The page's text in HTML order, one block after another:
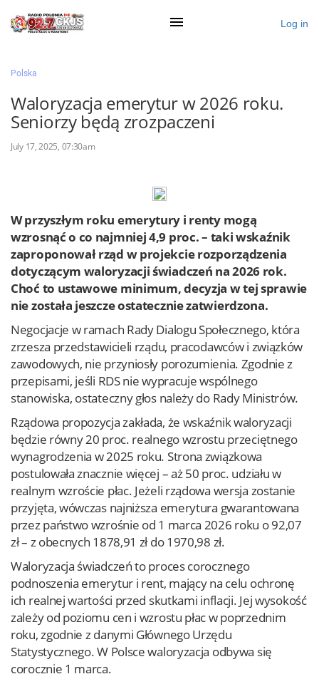
Ogłoś się
Działy
Zaloguj przez Clascal
Log in
Polska
Waloryzacja emerytur w 2026 roku.
Seniorzy będą zrozpaczeni
July 17, 2025, 07:30am
W przyszłym roku emerytury i renty mogą
wzrosnąć o co najmniej 4,9 proc. – taki wskaźnik
zaproponował rząd w projekcie rozporządzenia
dotyczącym waloryzacji świadczeń na 2026 rok.
Choć to ustawowe minimum, decyzja w tej sprawie
nie została jeszcze ostatecznie zatwierdzona.
Negocjacje w ramach Rady Dialogu Społecznego, która
zrzesza przedstawicieli rządu, pracodawców i związków
zawodowych, nie przyniosły porozumienia. Zgodnie z
przepisami, jeśli RDS nie wypracuje wspólnego
stanowiska, ostateczny głos należy do Rady Ministrów.
Rządowa propozycja zakłada, że wskaźnik waloryzacji
będzie równy 20 proc. realnego wzrostu przeciętnego
wynagrodzenia w 2025 roku. Strona związkowa
postulowała znacznie więcej – aż 50 proc. udziału w
realnym wzroście płac. Jeżeli rządowa wersja zostanie
przyjęta, wówczas najniższa emerytura gwarantowana
przez państwo wzrośnie od 1 marca 2026 roku o 92,07
zł – z obecnych 1878,91 zł do 1970,98 zł.
Waloryzacja świadczeń to proces corocznego
podnoszenia emerytur i rent, mający na celu ochronę
ich realnej wartości przed skutkami inflacji. Jej wysokość
zależy od poziomu cen i wzrostu płac w poprzednim
roku, zgodnie z danymi Głównego Urzędu
Statystycznego. W Polsce waloryzacja odbywa się
corocznie 1 marca.